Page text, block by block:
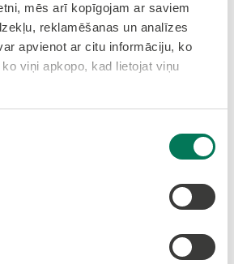
mēs arī kopīgojam ar saviem
reklamēšanas un analīzes
apvienot ar citu informāciju, ko
viņi apkopo, kad lietojat viņu